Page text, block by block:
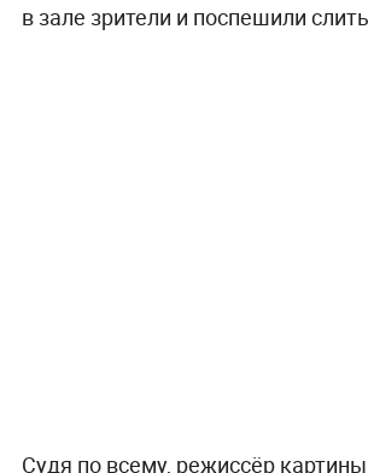
в зале зрители и поспешили
Судя по всему, режиссёр